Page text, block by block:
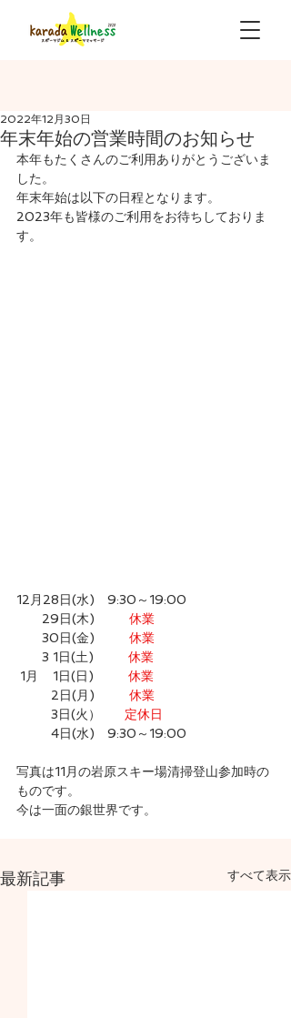
年末年始の営業時間のお知らせ
2022年12月30日
本年もたくさんのご利用ありがとうございま
した。
年末年始は以下の日程となります。
2023年も皆様のご利用をお待ちしておりま
す。
12月28日(水)　9:30～19:00
       29日(木)
休業
30日(金)
休業
3 1日(土) 休業
1月    1日(日) 休業
2日(月)
休業
3日(火）
定休日
4日(水)　9:30～19:00
写真は11月の岩原スキー場清掃登山参加時の
ものです。
今は一面の銀世界です。
最新記事 すべて表示